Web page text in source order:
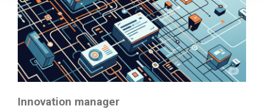
Innovation manager